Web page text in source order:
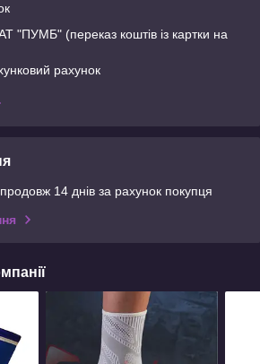
"ПУМБ" (переказ коштів із картки на
рахунок
14 днів за рахунок покупця